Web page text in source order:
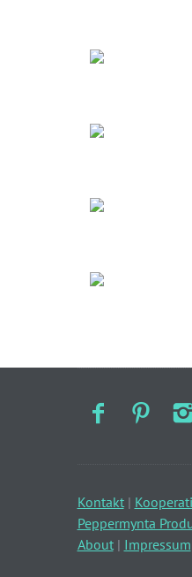
Kontakt|
Peppermynta
About| Impressum